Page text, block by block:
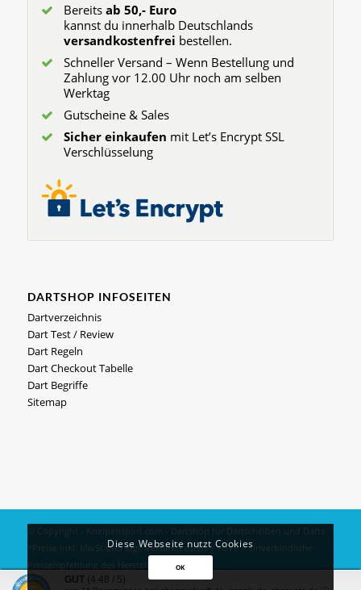
Bereits ab 50,- Euro
kannst du innerhalb Deutschlands
versandkostenfrei bestellen.
Schneller Versand – Wenn Bestellung und
Zahlung vor 12.00 Uhr noch am selben
Werktag
Gutscheine & Sales
Sicher einkaufen mit Let’s Encrypt SSL
Verschlüsselung
DARTSHOP INFOSEITEN
Dartverzeichnis
Dart Test / Review
Dart Regeln
Dart Checkout Tabelle
Dart Begriffe
Sitemap
© Copyright - Kneipensport.com - Dartshop für Dartscheiben und Darts
*Preise inkl. MwSt und zzgl.Versandkosten| *UVP = Unverbindliche
Preisempfehlung des Herstellers
Impressum| Datenschutz
Diese Webseite nutzt Cookies
OK
GUT (4.48 / 5)